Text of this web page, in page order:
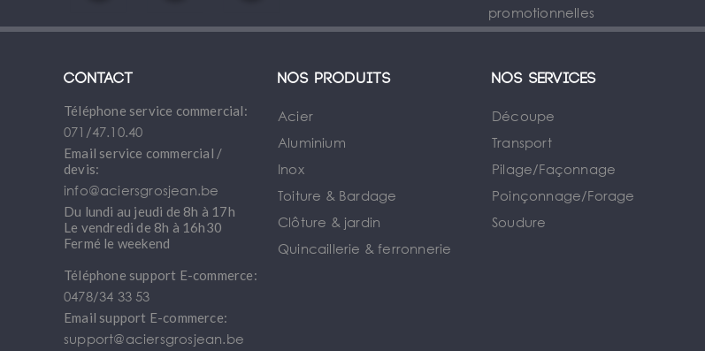
promotionnelles
Contact
Téléphone service commercial:
071/47.10.40
Email service commercial /
devis:
info@aciersgrosjean.be
Du lundi au jeudi de 8h à 17h
Le vendredi de 8h à 16h30
Fermé le weekend
Téléphone support E-commerce:
0478/34 33 53
Email support E-commerce:
support@aciersgrosjean.be
Nos produits
Acier
Aluminium
Inox
Toiture & Bardage
Clôture & jardin
Quincaillerie & ferronnerie
Nos services
Découpe
Transport
Pilage/Façonnage
Poinçonnage/Forage
Soudure